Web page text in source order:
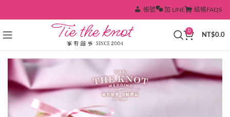
帳號 加 LINE 結帳FAQS
0
NT$0.0